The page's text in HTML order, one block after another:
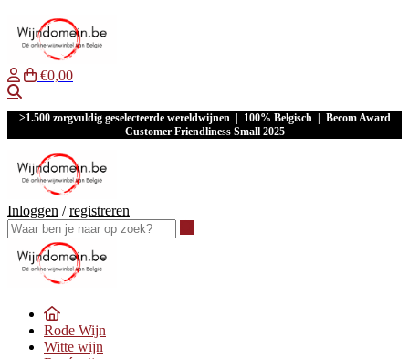
€0,00
>1.500 zorgvuldig geselecteerde wereldwijnen | 100% Belgisch | Becom Award
Customer Friendliness Small 2025
Inloggen /registreren
Rode Wijn
Witte wijn